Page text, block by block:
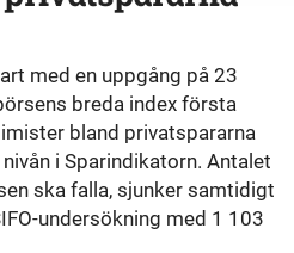
med en uppgång på 23
breda index första
bland privatspararna
i Sparindikatorn. Antalet
ska falla, sjunker samtidigt
undersökning med 1 103